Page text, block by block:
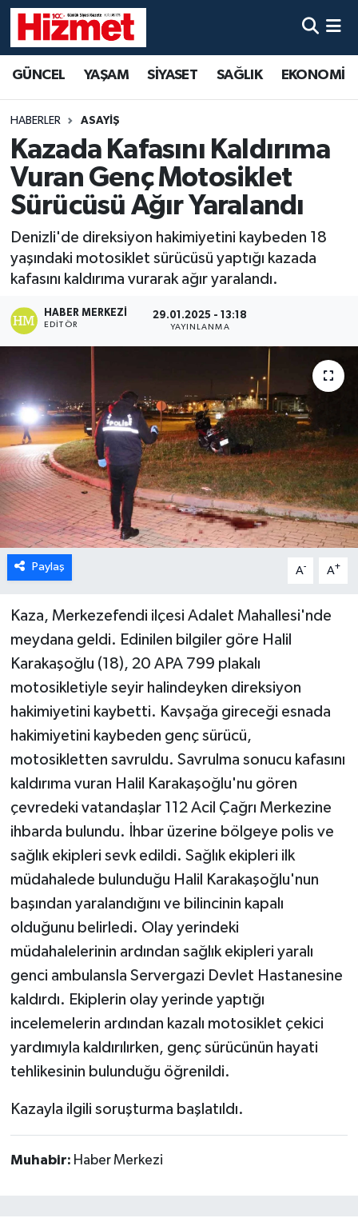
GÜNCEL YAŞAM SİYASET SAĞLIK EKONOMİ
HABERLER ASAYİŞ
Kazada Kafasını Kaldırıma
Vuran Genç Motosiklet
Sürücüsü Ağır Yaralandı
Denizli'de direksiyon hakimiyetini kaybeden 18
yaşındaki motosiklet sürücüsü yaptığı kazada
kafasını kaldırıma vurarak ağır yaralandı.
HABER MERKEZI
EDITÖR
29.01.2025 - 13:18
YAYINLANMA
Paylaş A- A+
Kaza, Merkezefendi ilçesi Adalet Mahallesi'nde
meydana geldi. Edinilen bilgiler göre Halil
Karakaşoğlu (18), 20 APA 799 plakalı
motosikletiyle seyir halindeyken direksiyon
hakimiyetini kaybetti. Kavşağa gireceği esnada
hakimiyetini kaybeden genç sürücü,
motosikletten savruldu. Savrulma sonucu kafasını
kaldırıma vuran Halil Karakaşoğlu'nu gören
çevredeki vatandaşlar 112 Acil Çağrı Merkezine
ihbarda bulundu. İhbar üzerine bölgeye polis ve
sağlık ekipleri sevk edildi. Sağlık ekipleri ilk
müdahalede bulunduğu Halil Karakaşoğlu'nun
başından yaralandığını ve bilincinin kapalı
olduğunu belirledi. Olay yerindeki
müdahalelerinin ardından sağlık ekipleri yaralı
genci ambulansla Servergazi Devlet Hastanesine
kaldırdı. Ekiplerin olay yerinde yaptığı
incelemelerin ardından kazalı motosiklet çekici
yardımıyla kaldırılırken, genç sürücünün hayati
tehlikesinin bulunduğu öğrenildi.
Kazayla ilgili soruşturma başlatıldı.
Muhabir: Haber Merkezi
YAŞAM
SİYASET
SAĞLIK
KÜLTÜR SANAT
SPOR
MAGAZİN
ÖZEL HABER
DTO
RESMİ REKLAM
Denizli Hava Durumu
Denizli Trafik Yoğunluk Haritası
Süper Lig Puan Durumu ve Fikstür
Son Dakika Haberleri
Haber Arşivi